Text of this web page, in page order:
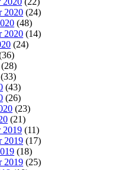
2020 (24)
(48)
2020 (14)
(24)
(28)
(33)
(43)
(26)
(23)
(21)
2019 (11)
2019 (17)
(18)
2019 (25)